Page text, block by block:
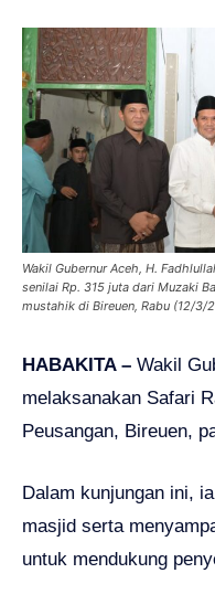
Wakil Gubernur Aceh, H.
senilai Rp. 315 juta dari Muzaki
mustahik di Bireuen, Rabu (12/3/
HABAKITA – Wakil
melaksanakan Safari
Peusangan, Bireuen,
Dalam kunjungan ini,
masjid serta
untuk mendukung